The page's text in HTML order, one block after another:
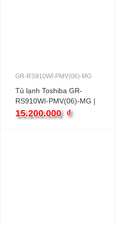
GR-RS910WI-PMV(06)-MG
Tủ lạnh Toshiba GR-
RS910WI-PMV(06)-MG |
768L 2 cánh inverter
15.200.000 ₫